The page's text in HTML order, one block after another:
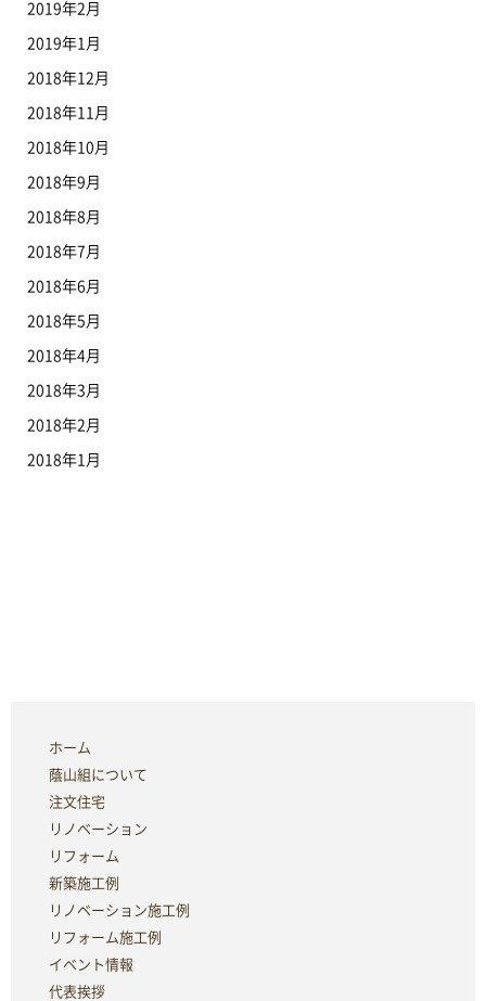
2019年2月
2019年1月
2018年12月
2018年11月
2018年10月
2018年9月
2018年8月
2018年7月
2018年6月
2018年5月
2018年4月
2018年3月
2018年2月
2018年1月
ホーム
蔭山組について
注文住宅
リノベーション
リフォーム
新築施工例
リノベーション施工例
リフォーム施工例
イベント情報
代表挨拶